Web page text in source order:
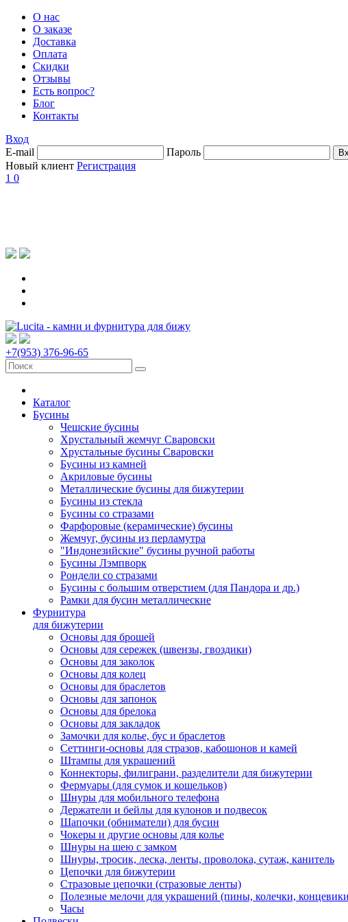
О нас
О заказе
Доставка
Оплата
Скидки
Отзывы
Есть вопрос?
Блог
Контакты
Вход
E-mail
Пароль
Новый клиент Регистрация
1 0
+7(953) 376-96-65
Каталог
Бусины
Чешские бусины
Хрустальный жемчуг Сваровски
Хрустальные бусины Сваровски
Бусины из камней
Акриловые бусины
Металлические бусины для бижутерии
Бусины из стекла
Бусины со стразами
Фарфоровые (керамические) бусины
Жемчуг, бусины из перламутра
"Индонезийские" бусины ручной работы
Бусины Лэмпворк
Рондели со стразами
Бусины с большим отверстием (для Пандора и др.)
Рамки для бусин металлические
Фурнитура
для бижутерии
Основы для брошей
Основы для сережек (швензы, гвоздики)
Основы для заколок
Основы для колец
Основы для браслетов
Основы для запонок
Основы для брелока
Основы для закладок
Замочки для колье, бус и браслетов
Сеттинги-основы для стразов, кабошонов и камей
Штампы для украшений
Коннекторы, филиграни, разделители для бижутерии
Фермуары (для сумок и кошельков)
Шнуры для мобильного телефона
Держатели и бейлы для кулонов и подвесок
Шапочки (обниматели) для бусин
Чокеры и другие основы для колье
Шнуры на шею с замком
Шнуры, тросик, леска, ленты, проволока, сутаж, канитель
Цепочки для бижутерии
Стразовые цепочки (стразовые ленты)
Полезные мелочи для украшений (пины, колечки,
Часы